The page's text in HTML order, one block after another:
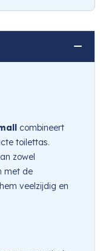
combineert
toilettas.
zowel
met de
veelzijdig en